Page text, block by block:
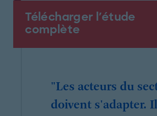
Télécharger l'étude
complète
"Les acteurs du
doivent s'adapter.